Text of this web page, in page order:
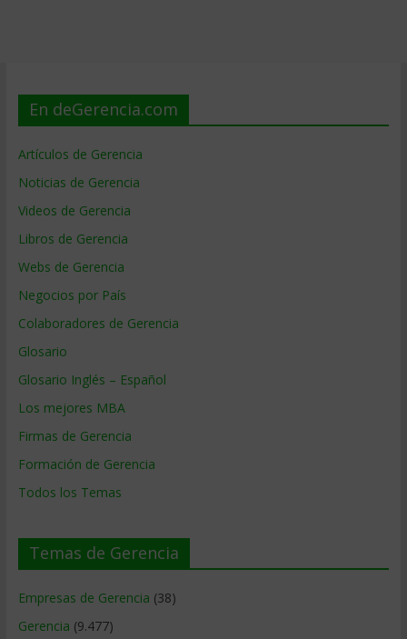
En deGerencia.com
Artículos de Gerencia
Noticias de Gerencia
Videos de Gerencia
Libros de Gerencia
Webs de Gerencia
Negocios por País
Colaboradores de Gerencia
Glosario
Glosario Inglés – Español
Los mejores MBA
Firmas de Gerencia
Formación de Gerencia
Todos los Temas
Temas de Gerencia
Empresas de Gerencia (38)
Gerencia (9.477)